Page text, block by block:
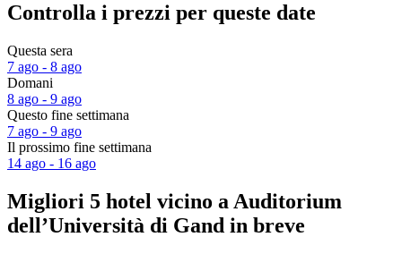
Controlla i prezzi per queste date
Questa sera
7 ago - 8 ago
Domani
8 ago - 9 ago
Questo fine settimana
7 ago - 9 ago
Il prossimo fine settimana
14 ago - 16 ago
Migliori 5 hotel vicino a Auditorium
dell’Università di Gand in breve